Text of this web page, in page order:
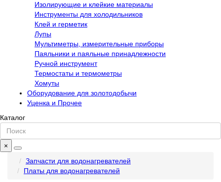
Изолирующие и клейкие материалы
Инструменты для холодильников
Клей и герметик
Лупы
Мультиметры, измерительные приборы
Паяльники и паяльные принадлежности
Ручной инструмент
Термостаты и термометры
Хомуты
Оборудование для золотодобычи
Уценка и Прочее
Каталог
×
Запчасти для водонагревателей
Платы для водонагревателей